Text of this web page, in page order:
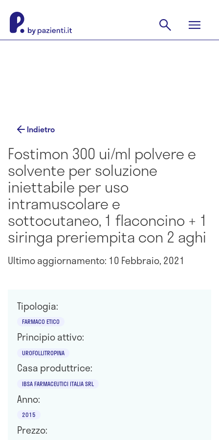
Indietro
Fostimon 300 ui/ml polvere e
solvente per soluzione
iniettabile per uso
intramuscolare e
sottocutaneo, 1 flaconcino + 1
siringa preriempita con 2 aghi
Ultimo aggiornamento: 10 Febbraio, 2021
Tipologia:
FARMACO ETICO
Principio attivo:
UROFOLLITROPINA
Casa produttrice:
IBSA FARMACEUTICI ITALIA SRL
Anno:
2015
Prezzo: